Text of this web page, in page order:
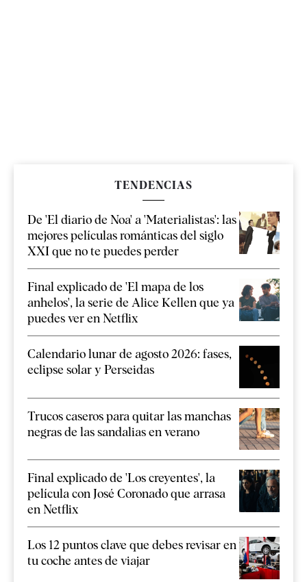
TENDENCIAS
De 'El diario de Noa' a 'Materialistas': las
mejores películas románticas del siglo
XXI que no te puedes perder
Final explicado de 'El mapa de los
anhelos', la serie de Alice Kellen que ya
puedes ver en Netflix
Calendario lunar de agosto 2026: fases,
eclipse solar y Perseidas
Trucos caseros para quitar las manchas
negras de las sandalias en verano
Final explicado de 'Los creyentes', la
película con José Coronado que arrasa
en Netflix
Los 12 puntos clave que debes revisar en
tu coche antes de viajar